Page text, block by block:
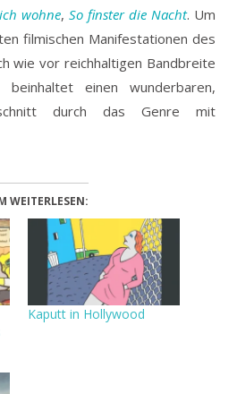
wohne, So finster die Nacht. Um
filmischen Manifestationen des
wie vor reichhaltigen Bandbreite
einen wunderbaren,
durch das Genre mit
WEITERLESEN:
Kaputt in Hollywood